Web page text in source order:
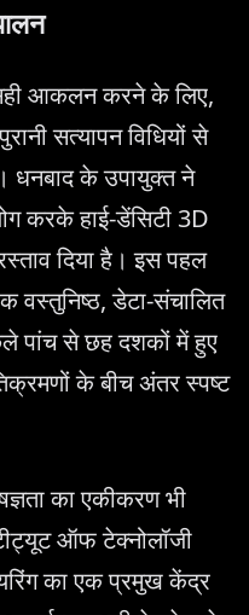
आकलन करने के लिए,
सत्यापन विधियों से
धनबाद के उपायुक्त ने
करके हाई-डेंसिटी 3D
दिया है। इस पहल
वस्तुनिष्ठ, डेटा-संचालित
पांच से छह दशकों में हुए
के बीच अंतर स्पष्ट
का एकीकरण भी
ऑफ टेक्नोलॉजी
का एक प्रमुख केंद्र